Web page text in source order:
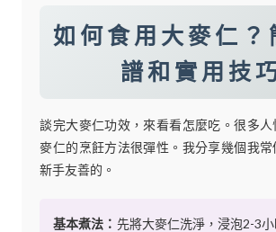
如何食用大麥仁？
譜和實用技
談完大麥仁功效，來看看怎麼吃。很多
麥仁的烹飪方法很彈性。我分享幾個我
新手友善的。
基本煮法： 先將大麥仁洗淨，浸泡2-3